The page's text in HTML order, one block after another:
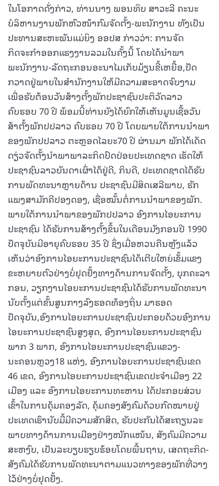
ໃນໂອກາດດັ່ງກ່າວ, ທ່ານນາງ ພອນທິບ ສາວະລີ ຄະນະ
ບໍລິຫານງານພັກຫົວໜ້າກົມຈັດຕັ້ງ-ພະນັກງານ ທັງເປັນ
ປະທານສະຫະພັນແມ່ຍິງ ອອປສ ກ່າວວ່າ: ການຈັດ
ກິດຈະກຳອອກແຮງງານລວມໃນຄັ້ງນີ້ ໂດຍໄດ້ນໍາພາ
ພະນັກງານ-ລັດຖະກອນອະນາໄມເກັບມ້ຽນຂີ້ເຫຍື້ອ,ປັດ
ກວາດຢູ່ພາຍໃນສຳນັກງານໃຫ້ມີຄວາມສະອາດຈົບງາມ
ເພື່ອຮັບຕ້ອນວັນສ້າງຕັ້ງພັກປະຊາຊົນປະຕິວັດລາວ
ຄົບຮອບ 70 ປີ ພ້ອມນີ້ທ່ານຍັງໄດ້ຍົກໃຫ້ເຫັນມູນເຊື້ອວັນ
ສ້າຕັ້ງພັກປປລາວ ຄົບຮອບ 70 ປີ ໂດຍພາຍໃຕ້ການນຳພາ
ຂອງພັກປປລາວ ຕະຫຼອດໄລຍະ70 ປີ ຜ່ານມາ ພັກໄດ້ເດັດ
ດຽ່ວຈັດຕັ້ງນໍາພາພາລະກິດປົດປ່ອຍປະເທດຊາດ ເຮັດໃຫ້
ປະຊາຊົນລາວບັນດາເຜົ່າໄດ້ຢູ່ດີ, ກິນດີ, ປະເທດຊາດໄດ້ຮັບ
ການພັດທະນາຫຼາຍດ້ານ ປະຊາຊົນມີສິດເສລີພາບ, ຮັກ
ແພງສາມັກຄີປອງດອງ, ເຊື່ອໝັ້ນຕໍ່ການນຳພາຂອງພັກ.
ພາຍໃຕ້ການນຳພາຂອງພັກປປລາວ ອົງການໄອຍະການ
ປະຊາຊົນ ໄດ້ຮັບການສ້າງຕັ້ງຂຶ້ນໃນເດືອນມັງກອນປີ 1990
ປັດຈຸບັນມີອາຍຸຄົບຮອບ 35 ປີ ຊຶ່ງເມື່ອຫວນຄືນຫຼັງແລ້ວ
ເຫັນວ່າອົງການໄອຍະການປະຊາຊົນໄດ້ເຕີບໃຫຍ່ເຂັ້ມແຂງ
ຂະຫຍາຍຕົວຢ່າງບໍ່ຢຸດຢັ້ງທາງດ້ານການຈັດຕັ້ງ, ບຸກຄະລາ
ກອນ, ວຽກງານໄອຍະການປະຊາຊົນໄດ້ຮັບການພັດທະນາ
ນັບຕັ້ງແຕ່ຂັ້ນສູນກາງລົງຮອດທ້ອງຖິ່ນ ມາຮອດ
ປັດຈຸບັນ,ອົງການໄອຍະການປະຊາຊົນປະກອບດ້ວຍອົງການ
ໄອຍະການປະຊາຊົນສູງສຸດ, ອົງການໄອຍະການປະຊາຊົນ
ພາກ 3 ພາກ, ອົງການໄອຍະການປະຊາຊົນແຂວງ-
ນະຄອນຫຼວງ18 ແຫ່ງ, ອົງການໄອຍະການປະຊາຊົນເຂດ
46 ເຂດ, ອົງການໄອຍະການປະຊາຊົນເຂດປະຈໍາເມືອງ 22
ເມືອງ ແລະ ອົງການໄອຍະການທະຫານ ໄດ້ປະກອບສ່ວນ
ເຂົ້າໃນການຄຸ້ມຄອງລັດ, ຄຸ້ມຄອງສັງຄົມດ້ວຍກົດໝາຍຢູ່
ປະເທດເຮົານັບມື້ມີຄວາມສັກສິດ, ຮັບປະກັນໄດ້ສະຖຽນລະ
ພາບທາງດ້ານການເມືອງຢ່າງໜັກແໜ້ນ, ສັງຄົມມີຄວາມ
ສະຫງົບ, ເປັນລະບຽບຮຽບຮ້ອຍໂດຍພື້ນຖານ, ເສດຖະກິດ-
ສັງຄົມໄດ້ຮັບການພັດທະນາຕາມແນວທາງຂອງພັກທີ່ວາງ
ໄວ້ຢ່າງບໍ່ຢຸດຢັ້ງ.